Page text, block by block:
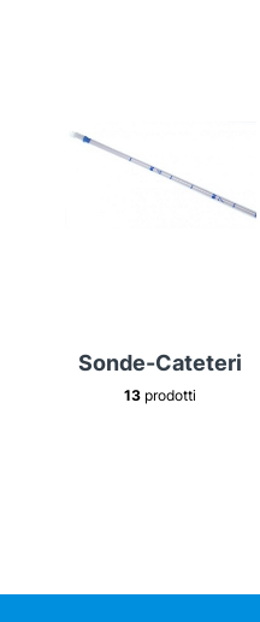
Sonde-Cateteri
13 prodotti